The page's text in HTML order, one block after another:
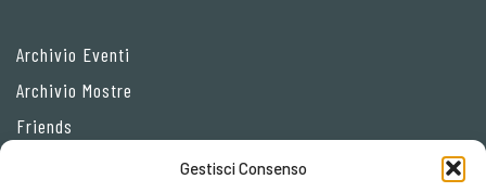
Gestisci Consenso
Archivio Eventi
Archivio Mostre
Friends